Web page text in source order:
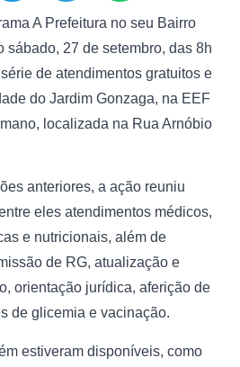
A Prefeitura no seu Bairro
sábado, 27 de setembro, das 8h
de atendimentos gratuitos e
do Jardim Gonzaga, na EEF
localizada na Rua Arnóbio
anteriores, a ação reuniu
eles atendimentos médicos,
e nutricionais, além de
de RG, atualização e
orientação jurídica, aferição de
de glicemia e vacinação.
estiveram disponíveis, como